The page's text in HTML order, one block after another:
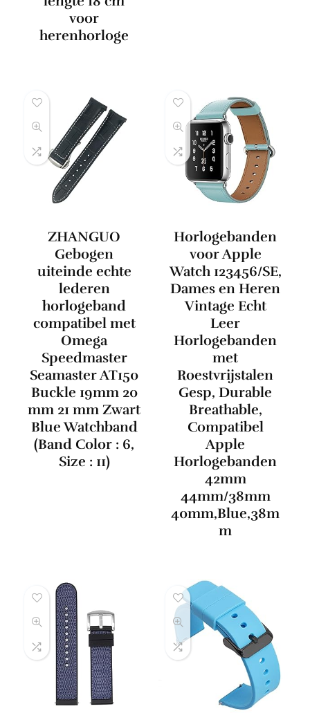
voor
herenhorloge
ZHANGUO
Gebogen
uiteinde echte
lederen
horlogeband
compatibel met
Omega
Speedmaster
Seamaster AT150
Buckle 19mm 20
mm 21 mm Zwart
Blue Watchband
(Band Color : 6,
Size : 11)
Horlogebanden
voor Apple
Watch 123456/SE,
Dames en Heren
Vintage Echt
Leer
Horlogebanden
met
Roestvrijstalen
Gesp, Durable
Breathable,
Compatibel
Apple
Horlogebanden
42mm
44mm/38mm
40mm,Blue,38m
m